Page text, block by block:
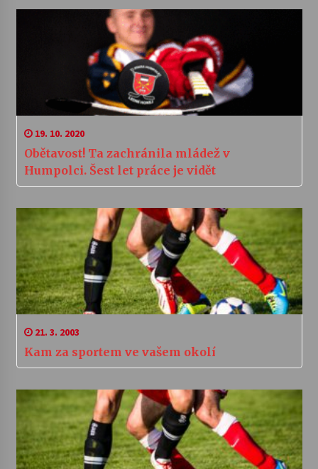
19. 10. 2020
Obětavost! Ta zachránila mládež v
Humpolci. Šest let práce je vidět
21. 3. 2003
Kam za sportem ve vašem okolí